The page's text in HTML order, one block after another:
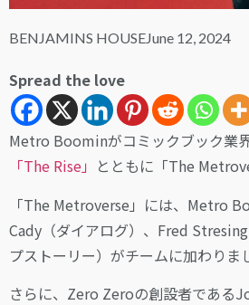
BENJAMINS HOUSEJune 12, 2024
Spread the love
Metro Boominがコミックブック業
「The Rise」 とともに「The
「The Metroverse」には、Metro
Cady（ダイアログ）、Fred
プストーリー）がチームに加わりま
さらに、Zero Zeroの創設者である